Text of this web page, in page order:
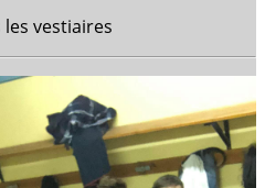
vestiaires